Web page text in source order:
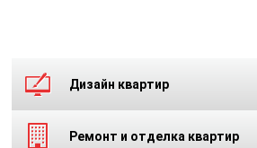
Дизайн квартир
Ремонт и отделка квартир